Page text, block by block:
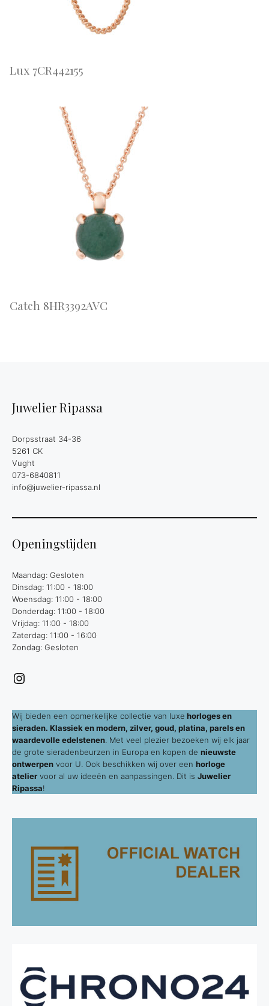
Lux 7CR442155
Catch 8HR3392AVC
Juwelier Ripassa
Dorpsstraat 34-36
5261 CK
Vught
073-6840811
info@juwelier-ripassa.nl
Openingstijden
Maandag: Gesloten
Dinsdag: 11:00 - 18:00
Woensdag: 11:00 - 18:00
Donderdag: 11:00 - 18:00
Vrijdag: 11:00 - 18:00
Zaterdag: 11:00 - 16:00
Zondag: Gesloten
Instagram
Wij bieden een opmerkelijke collectie van luxe horloges en
sieraden. Klassiek en modern, zilver, goud, platina, parels en
waardevolle edelstenen . Met veel plezier bezoeken wij elk jaar
de grote sieradenbeurzen in Europa en kopen de nieuwste
ontwerpen voor U. Ook beschikken wij over een horloge
atelier voor al uw ideeën en aanpassingen. Dit is Juwelier
Ripassa!